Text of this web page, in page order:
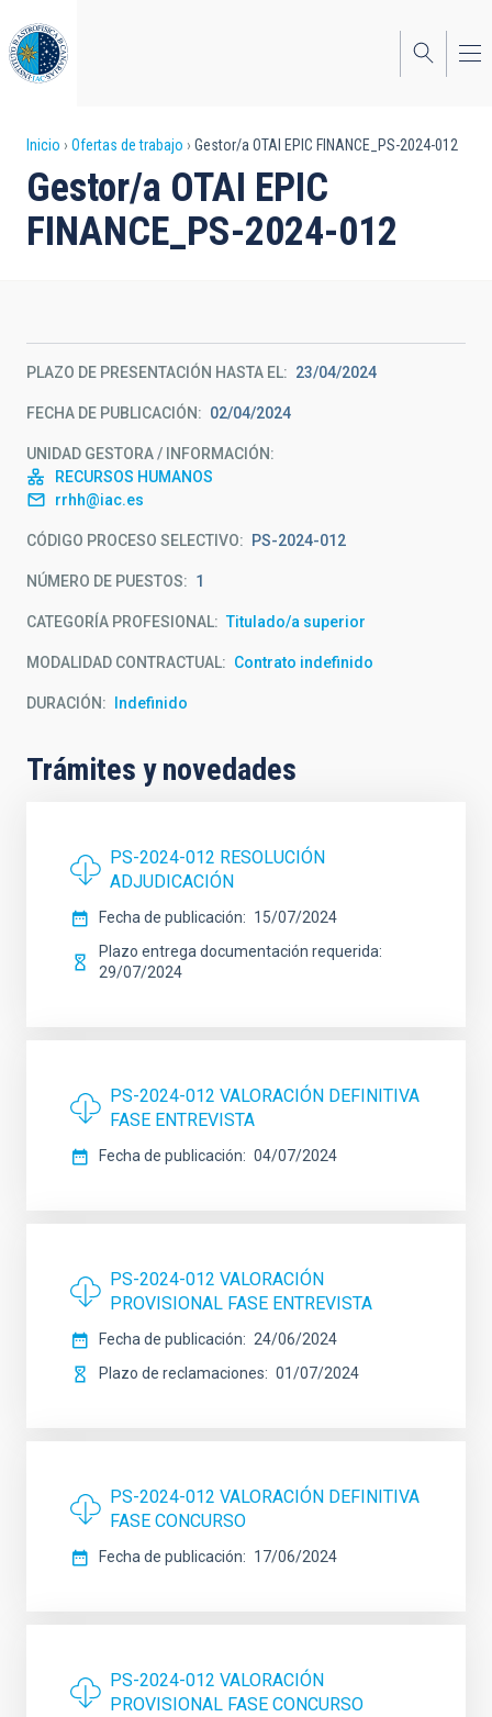
al
contenido
principal
Sobrescribir
enlaces
de
la
navegación
Inicio Ofertas de trabajo Gestor/a OTAI EPIC FINANCE_PS-2024-012
Gestor/a OTAI EPIC
FINANCE_PS-2024-012
PLAZO DE PRESENTACIÓN HASTA EL 23/04/2024
FECHA DE PUBLICACIÓN 02/04/2024
UNIDAD GESTORA / INFORMACIÓN
RECURSOS HUMANOS
rrhh@iac.es
CÓDIGO PROCESO SELECTIVO PS-2024-012
NÚMERO DE PUESTOS 1
CATEGORÍA PROFESIONAL Titulado/a superior
MODALIDAD CONTRACTUAL Contrato indefinido
DURACIÓN Indefinido
Trámites y novedades
PS-2024-012 RESOLUCIÓN
ADJUDICACIÓN
Fecha de publicación
15/07/2024
Plazo entrega documentación requerida
29/07/2024
PS-2024-012 VALORACIÓN DEFINITIVA
FASE ENTREVISTA
Fecha de publicación 04/07/2024
PS-2024-012 VALORACIÓN
PROVISIONAL FASE ENTREVISTA
Fecha de publicación
24/06/2024
Plazo de reclamaciones
01/07/2024
PS-2024-012 VALORACIÓN DEFINITIVA
FASE CONCURSO
Fecha de publicación 17/06/2024
PS-2024-012 VALORACIÓN
PROVISIONAL FASE CONCURSO